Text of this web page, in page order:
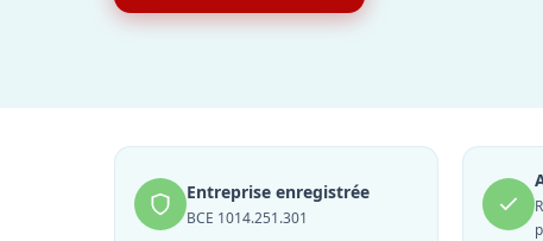
Entreprise enregistrée
BCE 1014.251.301